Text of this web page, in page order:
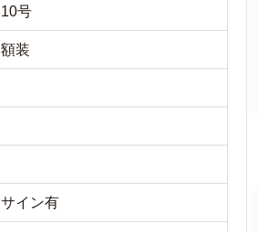
10号
額装
サイン有